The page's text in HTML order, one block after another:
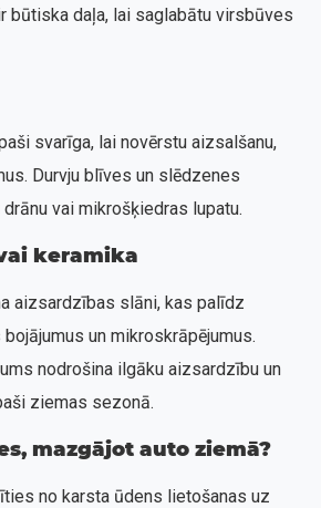
būtiska daļa, lai saglabātu virsbūves
svarīga, lai novērstu aizsalšanu,
Durvju blīves un slēdzenes
vai mikrošķiedras lupatu.
keramika
aizsardzības slāni, kas palīdz
un mikroskrāpējumus.
nodrošina ilgāku aizsardzību un
ziemas sezonā.
mazgājot auto ziemā?
no karsta ūdens lietošanas uz